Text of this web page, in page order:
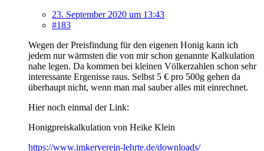
23. September 2020 um 13:43
#183
Wegen der Preisfindung für den eigenen Honig kann ich
jedem nur wärmsten die von mir schon genannte Kalkulation
nahe legen. Da kommen bei kleinen Völkerzahlen schon sehr
interessante Ergenisse raus. Selbst 5 € pro 500g gehen da
überhaupt nicht, wenn man mal sauber alles mit einrechnet.
Hier noch einmal der Link:
Honigpreiskalkulation von Heike Klein
https://www.imkerverein-lehrte.de/downloads/